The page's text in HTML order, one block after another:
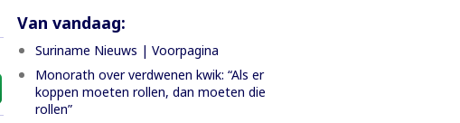
Van vandaag:
Suriname Nieuws | Voorpagina
Monorath over verdwenen kwik: “Als er
koppen moeten rollen, dan moeten die
rollen”